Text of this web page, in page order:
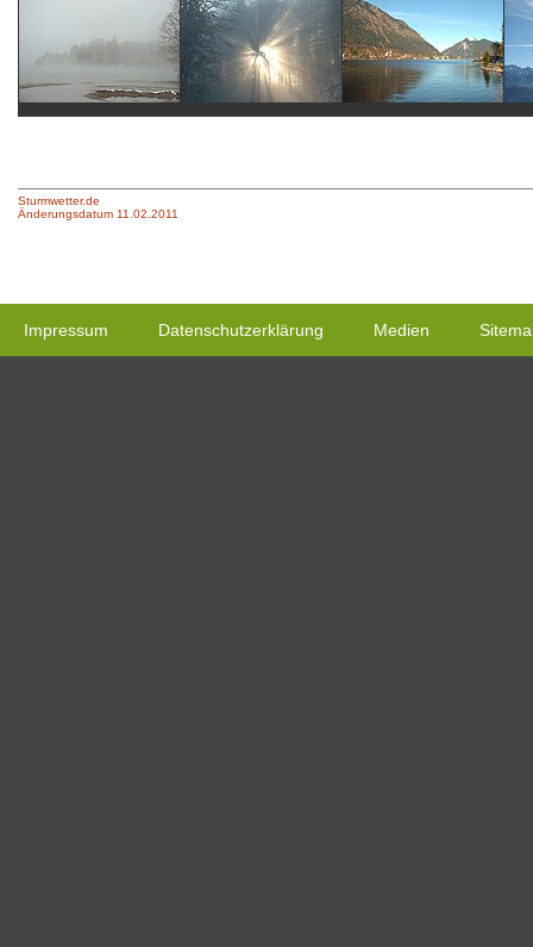
Sturmwetter.de
Änderungsdatum 11.02.2011
Impressum Datenschutzerklärung Medien